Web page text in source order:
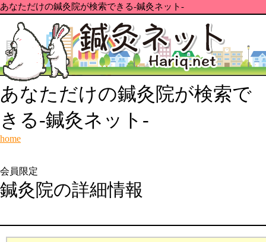
あなただけの鍼灸院が検索できる-鍼灸ネット-
あなただけの鍼灸院が検索で
きる-鍼灸ネット-
home
会員限定
鍼灸院の詳細情報